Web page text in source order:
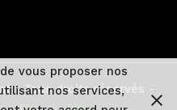
- Tous droits réservés -
vous proposer nos
nos services,